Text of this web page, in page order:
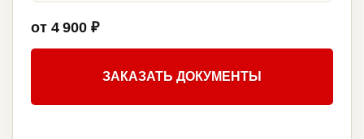
от 4 900 ₽
ЗАКАЗАТЬ ДОКУМЕНТЫ